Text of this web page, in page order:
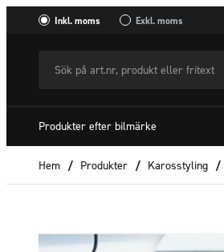
Inkl. moms Exkl. moms
art.nr,
produkt
eller
fritextSök
Produkter efter bilmärke
Hem / Produkter / Karosstyling /